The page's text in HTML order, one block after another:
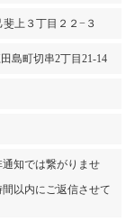
上３丁目２２−３
島町切串2丁目21-14
知では繋がりませ
内にご返信させて